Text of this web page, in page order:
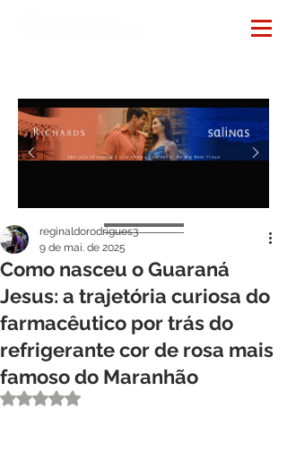
Como nasceu o Guaraná
Jesus: a trajetória curiosa do
farmacêutico por trás do
refrigerante cor de rosa mais
famoso do Maranhão
reginaldorodrigues3
9 de mai. de 2025
Avaliado com NaN de 5 estrelas.